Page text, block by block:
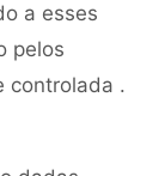
a esses
pelos
controlada .